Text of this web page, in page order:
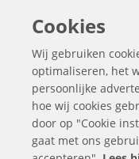
Ook
Cookies
Wij gebruiken
optimaliseren, het
persoonlijke
hoe wij cookies
door op "Cookie
gaat met ons